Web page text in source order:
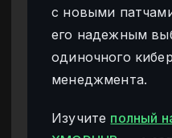
с новыми
его надежным
одиночного
менеджмента.
Изучите полный